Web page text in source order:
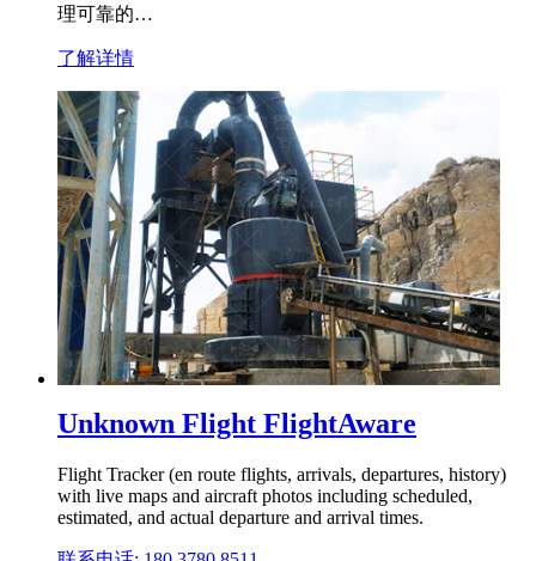
理可靠的…
了解详情
Unknown Flight FlightAware
Flight Tracker (en route flights, arrivals, departures, history)
with live maps and aircraft photos including scheduled,
estimated, and actual departure and arrival times.